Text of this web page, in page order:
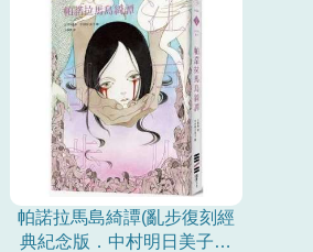
帕諾拉馬島綺譚(亂步復刻經
典紀念版．中村明日美子獨